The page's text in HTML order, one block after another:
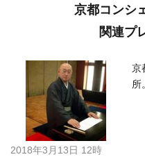
京都コンシ
関連プ
京
所
2018年3月13日 12時